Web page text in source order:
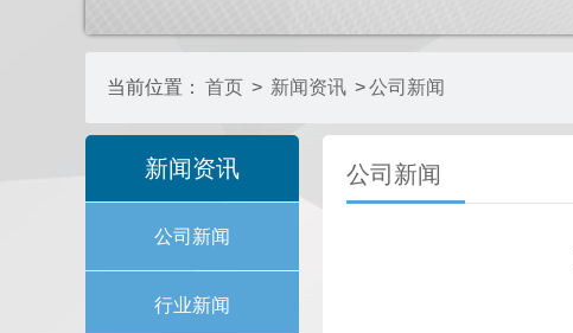
当前位置： 首页 > 新闻资讯 >公司新闻
新闻资讯
公司新闻
行业新闻
公司新闻